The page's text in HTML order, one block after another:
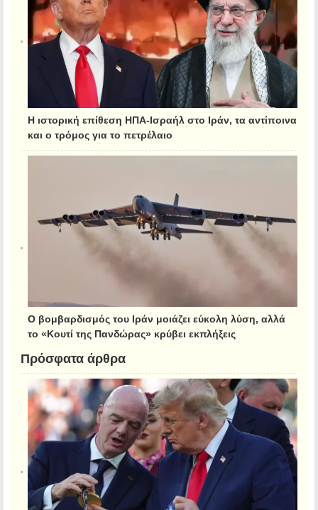
Η ιστορική επίθεση ΗΠΑ-Ισραήλ στο Ιράν, τα αντίποινα
και ο τρόμος για το πετρέλαιο
Ο βομβαρδισμός του Ιράν μοιάζει εύκολη λύση, αλλά
το «Κουτί της Πανδώρας» κρύβει εκπλήξεις
Πρόσφατα άρθρα